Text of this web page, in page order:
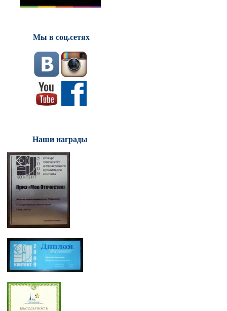
Мы в соц.сетях
Наши награды